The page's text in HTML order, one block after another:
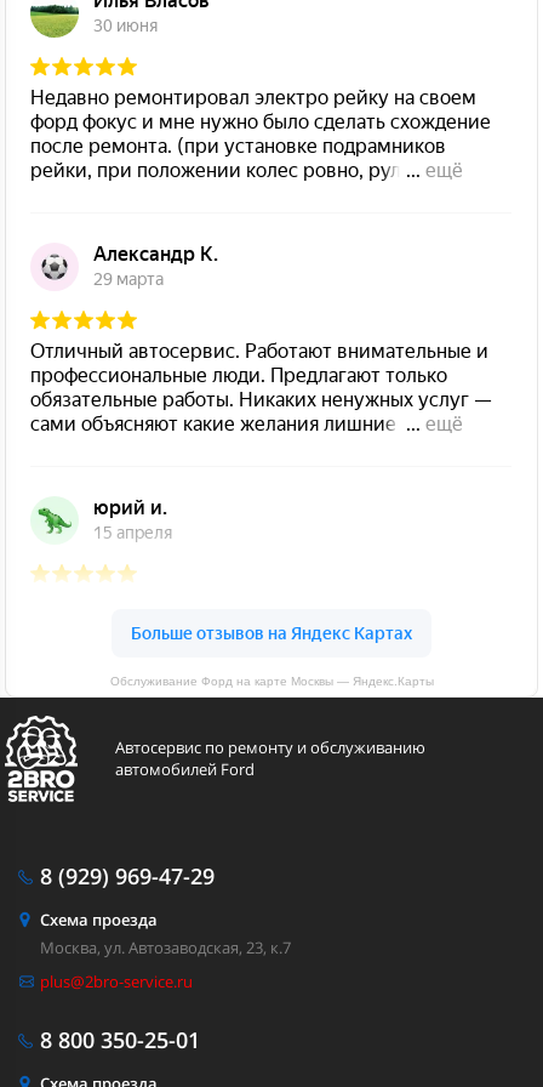
Обслуживание Форд на карте Москвы — Яндекс.Карты
Автосервис по ремонту и обслуживанию
автомобилей Ford
8 (929) 969-47-29
Схема проезда
Москва, ул. Автозаводская, 23, к.7
plus@2bro-service.ru
8 800 350-25-01